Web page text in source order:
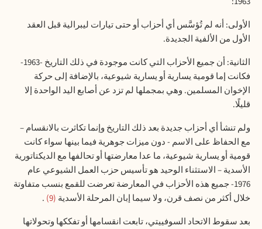
الأولى: أنه لم تُؤسَّس أي أحزاب أو حتى تيارات ليبرالية قبل العقد
الأول من الألفية الجديدة.
الثانية: أن جميع الأحزاب التي كانت موجودة في ذلك التاريخ -1963-
فكانت إما قومية يسارية أو يسارية شيوعية، بالإضافة إلى حركة
الإخوان المسلمين. وهي بمجملها لم تزد عن أصابع اليد الواحدة إلا
قليلًا.
ولم تنشأ أي أحزاب جديدة بعد ذلك التاريخ وإنما تكاثرت بالانقسام –
مع الحفاظ على الاسم - دون ميزات جوهرية فيما بينها سواء كانت
قومية أو يسارية شيوعية، ما عدا معارضتها أو تحالفها مع الديكتاتورية
الأسدية – الاستثناء الوحيد هو تأسيس حزب العمل الشيوعي عام
1976- جميع هذه الأحزاب في المعارضة تعرضت للقمع بنسب متفاوتة
خلال أكثر من نصف قرن، ولا سيما إبان المرحلة الأسدية 9
.
بعد سقوط الاتحاد السوفييتي، تابعت انقسامها أو تفككها وتحولاتها